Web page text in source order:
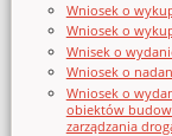
Wniosek o
Wniosek o
Wnisek o
Wniosek o
Wniosek o
obiektów
zarządzania